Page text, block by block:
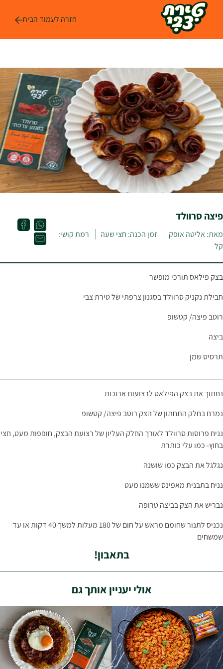
חזרה לעמוד הבית
פיצה סרוולד
מאת: אליטה אופק זמן הכנה: חצי שעה
רמת קושי:
קל
בצק פילאס תורכי מופשר
חבילת נקניק סרוולד בסגנון צרפתי של טירת צבי
רוטב פיצה/ קטשופ
ביצה
תרסיס שמן
נחתוך את בצק הפילאס לרצועות ארוכות
נמרח בחלק התחתון של הצק רוטב פיצה/ קטשופ
נניח פרוסות סרוולד לאורך החלק העליון של רצועת הבצק, חופפות מעט, חצי
בחוץ- כמו עלי כותרת
נגלגל את הבצק כמו שושנה
נניח בתבנית מאפינס ששמנו מעט
נבריש את הצק בביצה טרופה
נכניס לתנור שחומם מראש על חום של 180 מעלות למשך 40 דקות או עד
שמשחים
בתאבון!
אולי יעניין אותך גם